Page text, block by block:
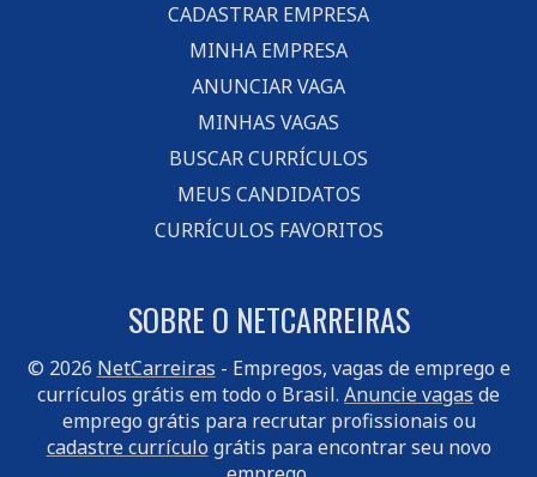
CADASTRAR EMPRESA
MINHA EMPRESA
ANUNCIAR VAGA
MINHAS VAGAS
BUSCAR CURRÍCULOS
MEUS CANDIDATOS
CURRÍCULOS FAVORITOS
SOBRE O NETCARREIRAS
© 2026 NetCarreiras - Empregos, vagas de emprego e
currículos grátis em todo o Brasil. Anuncie vagas de
emprego grátis para recrutar profissionais ou
cadastre currículo grátis para encontrar seu novo